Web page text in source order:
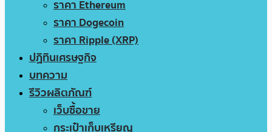
ราคา Ethereum
ราคา Dogecoin
ราคา Ripple (XRP)
ปฏิทินเศรษฐกิจ
บทความ
รีวิวผลิตภัณฑ์
เว็บซื้อขาย
กระเป๋าเก็บเหรียญ